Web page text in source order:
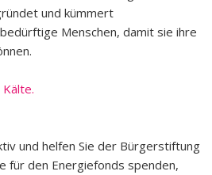
und kümmert
Menschen, damit sie ihre
und helfen Sie der Bürgerstiftung
für den Energiefonds spenden,